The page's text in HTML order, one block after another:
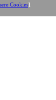
Cookies].